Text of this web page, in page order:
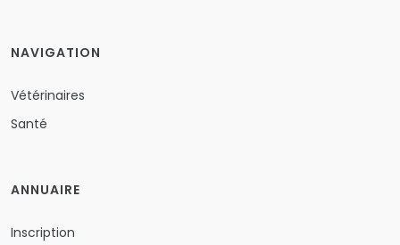
NAVIGATION
Vétérinaires
Santé
ANNUAIRE
Inscription